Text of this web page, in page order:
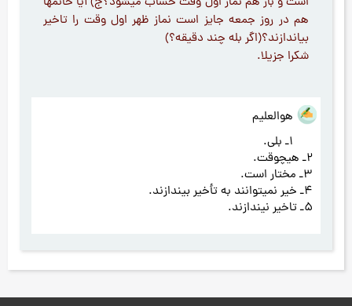
هم در روز جمعه جایز است نماز ظهر اول وقت را تاخیر
بیاندازند؟(اگر بله چند دقیقه؟)
شکرا جزیلا.
هوالعلیم
1ـ بلی.
2ـ هیچوقت.
3ـ مختار است.
4ـ خیر نمیتوانند به تأخیر بیندازند.
5ـ تاخیر نیندازند.